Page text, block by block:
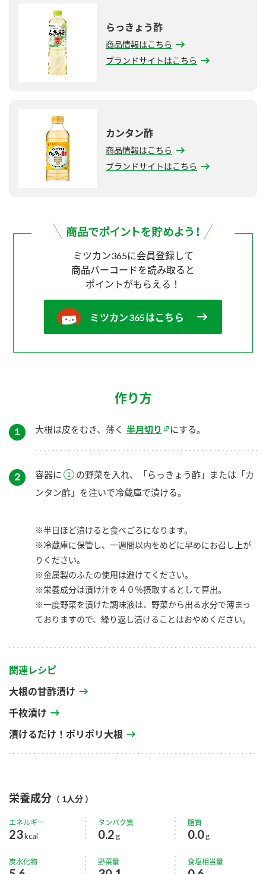
らっきょう酢
商品情報はこちら
ブランドサイトはこちら
カンタン酢
商品情報はこちら
ブランドサイトはこちら
ミツカン365に会員登録して
商品バーコードを読み取ると
ポイントがもらえる！
ミツカン365はこちら
作り方
１ 大根は皮をむき、薄く 半月切り にする。
２ 容器に
の野菜を入れ、「らっきょう酢」または「カ
ンタン酢」を注いで冷蔵庫で漬ける。
※半日ほど漬けると食べごろになります。
※冷蔵庫に保管し、一週間以内をめどに早めにお召し上が
りください。
※金属製のふたの使用は避けてください。
※栄養成分は漬け汁を４０％摂取するとして算出。
※一度野菜を漬けた調味液は、野菜から出る水分で薄まっ
ておりますので、繰り返し漬けることはおやめください。
関連レシピ
大根の甘酢漬け
千枚漬け
漬けるだけ！ポリポリ大根
栄養成分 （ 1人分 ）
エネルギー
23kcal
タンパク質
0.2 g
脂質
0.0 g
炭水化物 野菜量 食塩相当量